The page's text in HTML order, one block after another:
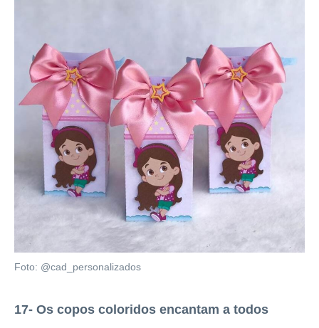
Foto: @cad_personalizados
17- Os copos coloridos encantam a todos